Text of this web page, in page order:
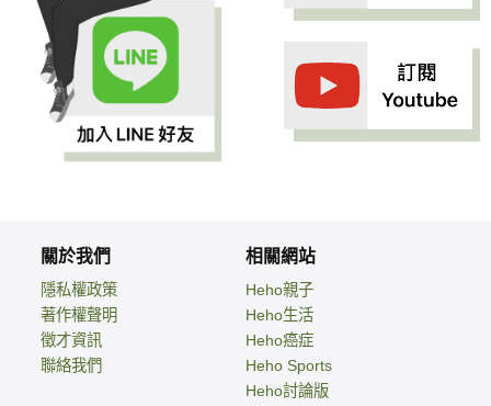
關於我們
隱私權政策
著作權聲明
徵才資訊
聯絡我們
相關網站
Heho親子
Heho生活
Heho癌症
Heho Sports
Heho討論版